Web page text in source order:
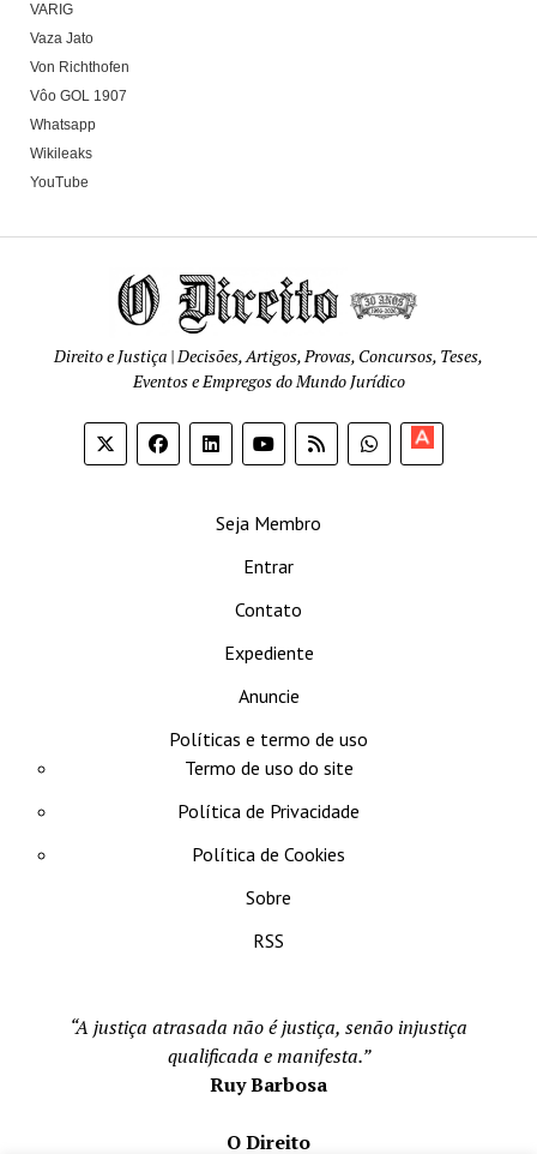
VARIG
Vaza Jato
Von Richthofen
Vôo GOL 1907
Whatsapp
Wikileaks
YouTube
Direito e Justiça | Decisões, Artigos, Provas, Concursos, Teses,
Eventos e Empregos do Mundo Jurídico
Seja Membro
Entrar
Contato
Expediente
Anuncie
Políticas e termo de uso
Termo de uso do site
Política de Privacidade
Política de Cookies
Sobre
RSS
“A justiça atrasada não é justiça, senão injustiça
qualificada e manifesta.”
Ruy Barbosa
O Direito